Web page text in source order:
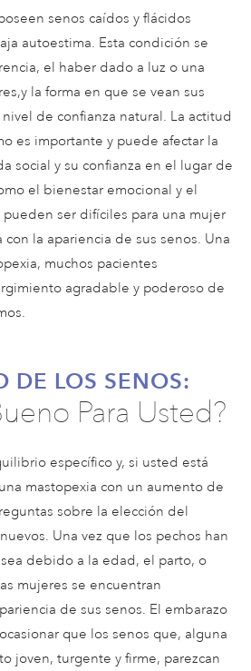
senos caídos y flácidos
autoestima. Esta condición se
el haber dado a luz o una
la forma en que se vean sus
de confianza natural. La actitud
es importante y puede afectar la
social y su confianza en el lugar de
el bienestar emocional y el
ser difíciles para una mujer
con la apariencia de sus senos. Una
muchos pacientes
agradable y poderoso de
DE LOS SENOS:
Para Usted?
específico y, si usted está
mastopexia con un aumento de
sobre la elección del
Una vez que los pechos han
debido a la edad, el parto, o
mujeres se encuentran
de sus senos. El embarazo
que los senos que, alguna
joven, turgente y firme, parezcan